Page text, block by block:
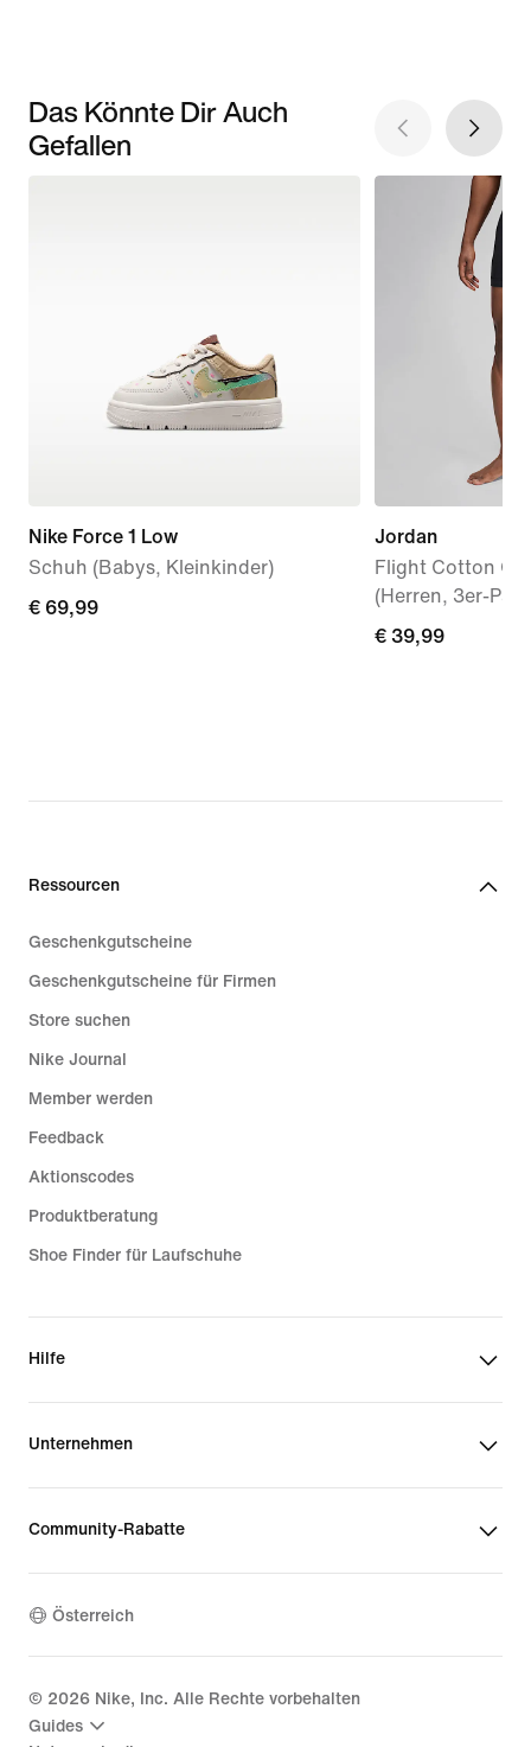
Das Könnte Dir Auch
Gefallen
Nike Force 1 Low
Schuh (Babys, Kleinkinder)
€ 69,99
€ 69,99
Jordan
Flight Cotton
(Herren, 3er-
€ 39,99
€ 39,99
Ressourcen
Geschenkgutscheine
Geschenkgutscheine für Firmen
Store suchen
Nike Journal
Member werden
Feedback
Aktionscodes
Produktberatung
Shoe Finder für Laufschuhe
Hilfe
Unternehmen
Community-Rabatte
Österreich
© 2026 Nike, Inc. Alle Rechte vorbehalten
Guides